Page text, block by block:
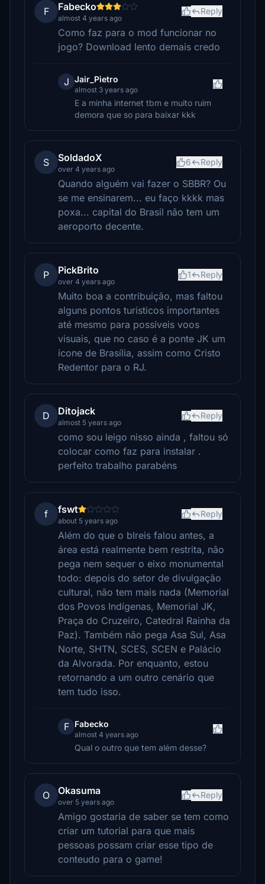
F Fabecko
almost 4 years ago
Reply
Como faz para o mod funcionar no
jogo? Download lento demais credo
J Jair_Pietro
almost 3 years ago
E a minha internet tbm e muito ruim
demora que so para baixar kkk
S SoldadoX
over 4 years ago
6 Reply
Quando alguém vai fazer o SBBR? Ou
se me ensinarem... eu faço kkkk mas
poxa... capital do Brasil não tem um
aeroporto decente.
P PickBrito
over 4 years ago
1 Reply
Muito boa a contribuição, mas faltou
alguns pontos turísticos importantes
até mesmo para possíveis voos
visuais, que no caso é a ponte JK um
ícone de Brasília, assim como Cristo
Redentor para o RJ.
D Ditojack
almost 5 years ago
Reply
como sou leigo nisso ainda , faltou só
colocar como faz para instalar .
perfeito trabalho parabéns
f fswt
about 5 years ago
Reply
Além do que o blreis falou antes, a
área está realmente bem restrita, não
pega nem sequer o eixo monumental
todo: depois do setor de divulgação
cultural, não tem mais nada (Memorial
dos Povos Indígenas, Memorial JK,
Praça do Cruzeiro, Catedral Rainha da
Paz). Também não pega Asa Sul, Asa
Norte, SHTN, SCES, SCEN e Palácio
da Alvorada. Por enquanto, estou
retornando a um outro cenário que
tem tudo isso.
F Fabecko
almost 4 years ago
Qual o outro que tem além desse?
O Okasuma
over 5 years ago
Reply
Amigo gostaria de saber se tem como
criar um tutorial para que mais
pessoas possam criar esse tipo de
conteudo para o game!